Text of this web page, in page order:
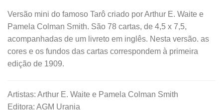
Versão mini do famoso Tarô criado por Arthur E. Waite e
Pamela Colman Smith. São 78 cartas, de 4,5 x 7,5,
acompanhadas de um livreto em inglês. Nesta versão. as
cores e os fundos das cartas correspondem à primeira
edição de 1909.
Artistas: Arthur E. Waite e Pamela Colman Smith
Editora: AGM Urania